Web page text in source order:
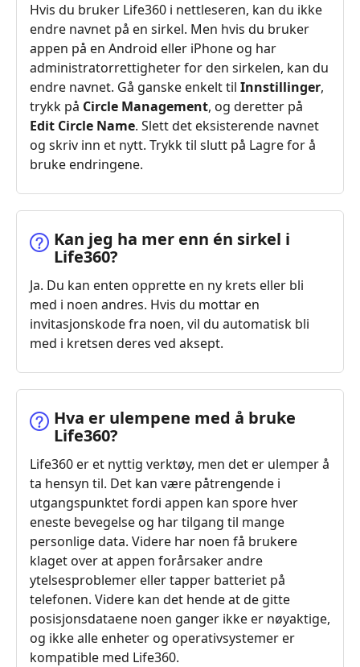
Hvis du bruker Life360 i nettleseren, kan du ikke
endre navnet på en sirkel. Men hvis du bruker
appen på en Android eller iPhone og har
administratorrettigheter for den sirkelen, kan du
endre navnet. Gå ganske enkelt til Innstillinger,
trykk på Circle Management, og deretter på
Edit Circle Name. Slett det eksisterende navnet
og skriv inn et nytt. Trykk til slutt på Lagre for å
bruke endringene.
Kan jeg ha mer enn én sirkel i
Life360?
Ja. Du kan enten opprette en ny krets eller bli
med i noen andres. Hvis du mottar en
invitasjonskode fra noen, vil du automatisk bli
med i kretsen deres ved aksept.
Hva er ulempene med å bruke
Life360?
Life360 er et nyttig verktøy, men det er ulemper å
ta hensyn til. Det kan være påtrengende i
utgangspunktet fordi appen kan spore hver
eneste bevegelse og har tilgang til mange
personlige data. Videre har noen få brukere
klaget over at appen forårsaker andre
ytelsesproblemer eller tapper batteriet på
telefonen. Videre kan det hende at de gitte
posisjonsdataene noen ganger ikke er nøyaktige,
og ikke alle enheter og operativsystemer er
kompatible med Life360.